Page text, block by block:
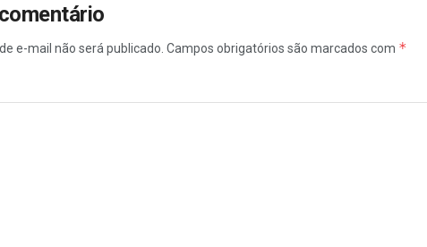
e-mail não será publicado. Campos obrigatórios são marcados com *